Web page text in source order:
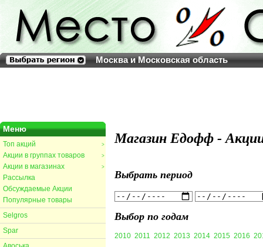
Москва и Московская область
Меню
>
Топ акций
>
Акции в группах товаров
>
Акции в магазинах
Рассылка
Обсуждаемые Акции
Популярные товары
Selgros
Spar
Магазин Едофф -
Выбрать период
Выбор по годам
2010 2011 2012 2013 2014 2015 2016